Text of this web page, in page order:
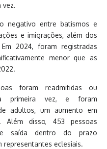
vez.
negativo entre batismos e
e imigrações, além dos
2024, foram registradas
menor que as
foram readmitidas ou
primeira vez, e foram
adultos, um aumento em
Além disso, 453 pessoas
saída dentro do prazo
eclesiais.